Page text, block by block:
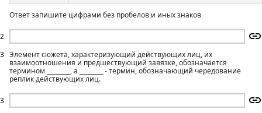
2
Ответ запишите цифрами без пробелов и иных знаков
3
3
Элемент сюжета, характеризующий действующих лиц, их
взаимоотношения и предшествующий завязке, обозначается
термином ________, а ________ - термин, обозначающий чередование
реплик действующих лиц.